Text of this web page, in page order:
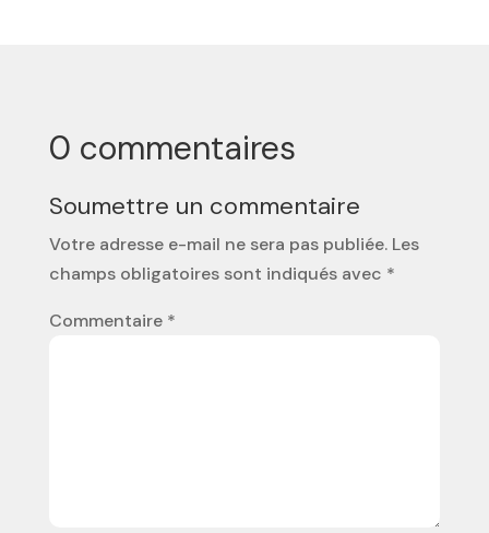
0 commentaires
Soumettre un commentaire
Votre adresse e-mail ne sera pas publiée. Les
champs obligatoires sont indiqués avec *
Commentaire *